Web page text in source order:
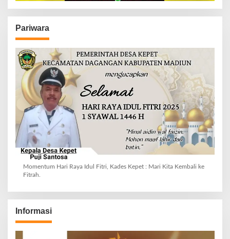
Pariwara
Momentum Hari Raya Idul Fitri, Kades Kepet : Mari Kita Kembali ke
Fitrah.
Informasi